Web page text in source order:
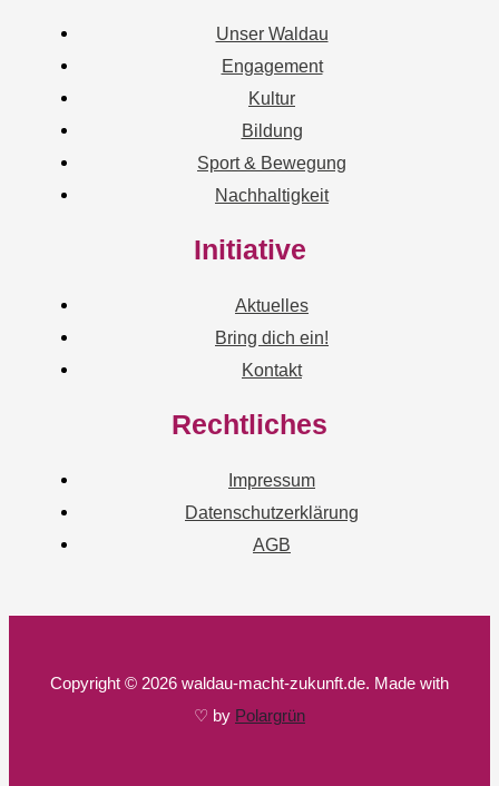
Unser Waldau
Engagement
Kultur
Bildung
Sport & Bewegung
Nachhaltigkeit
Initiative
Aktuelles
Bring dich ein!
Kontakt
Rechtliches
Impressum
Datenschutzerklärung
AGB
Copyright © 2026 waldau-macht-zukunft.de. Made with
♡ by Polargrün